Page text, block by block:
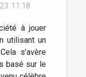
11:18
à jouer
utilisant un
s’avère
basé sur le